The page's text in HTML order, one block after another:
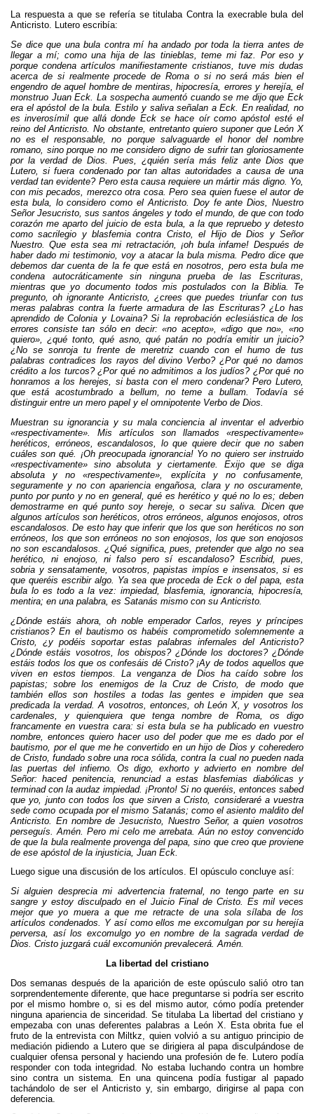
La respuesta a que se refería se titulaba Contra la execrable bula del
Anticristo. Lutero escribía:
Se dice que una bula contra mí ha andado por toda la tierra antes de
llegar a mí; como una hija de las tinieblas, teme mi faz. Por eso y
porque condena artículos manifiestamente cristianos, tuve mis dudas
acerca de si realmente procede de Roma o si no será más bien el
engendro de aquel hombre de mentiras, hipocresía, errores y herejía, el
monstruo Juan Eck. La sospecha aumentó cuando se me dijo que Eck
era el apóstol de la bula. Estilo y saliva señalan a Eck. En realidad, no
es inverosímil que allá donde Eck se hace oír como apóstol esté el
reino del Anticristo. No obstante, entretanto quiero suponer que León X
no es el responsable, no porque salvaguarde el honor del nombre
romano, sino porque no me considero digno de sufrir tan gloriosamente
por la verdad de Dios. Pues, ¿quién sería más feliz ante Dios que
Lutero, si fuera condenado por tan altas autoridades a causa de una
verdad tan evidente? Pero esta causa requiere un mártir más digno. Yo,
con mis pecados, merezco otra cosa. Pero sea quien fuese el autor de
esta bula, lo considero como el Anticristo. Doy fe ante Dios, Nuestro
Señor Jesucristo, sus santos ángeles y todo el mundo, de que con todo
corazón me aparto del juicio de esta bula, a la que repruebo y detesto
como sacrilegio y blasfemia contra Cristo, el Hijo de Dios y Señor
Nuestro. Que esta sea mi retractación, ¡oh bula infame! Después de
haber dado mi testimonio, voy a atacar la bula misma. Pedro dice que
debemos dar cuenta de la fe que está en nosotros, pero esta bula me
condena autocráticamente sin ninguna prueba de las Escrituras,
mientras que yo documento todos mis postulados con la Biblia. Te
pregunto, oh ignorante Anticristo, ¿crees que puedes triunfar con tus
meras palabras contra la fuerte armadura de las Escrituras? ¿Lo has
aprendido de Colonia y Lovaina? Si la reprobación eclesiástica de los
errores consiste tan sólo en decir: «no acepto», «digo que no», «no
quiero», ¿qué tonto, qué asno, qué patán no podría emitir un juicio?
¿No se sonroja tu frente de meretriz cuando con el humo de tus
palabras contradices los rayos del divino Verbo? ¿Por qué no damos
crédito a los turcos? ¿Por qué no admitimos a los judíos? ¿Por qué no
honramos a los herejes, si basta con el mero condenar? Pero Lutero,
que está acostumbrado a bellum, no teme a bullam. Todavía sé
distinguir entre un mero papel y el omnipotente Verbo de Dios.
Muestran su ignorancia y su mala conciencia al inventar el adverbio
«respectivamente». Mis artículos son llamados «respectivamente»
heréticos, erróneos, escandalosos, lo que quiere decir que no saben
cuáles son qué. ¡Oh preocupada ignorancia! Yo no quiero ser instruido
«respectivamente» sino absoluta y ciertamente. Exijo que se diga
absoluta y no «respectivamente», explícita y no confusamente,
seguramente y no con apariencia engañosa, clara y no oscuramente,
punto por punto y no en general, qué es herético y qué no lo es; deben
demostrarme en qué punto soy hereje, o secar su saliva. Dicen que
algunos artículos son heréticos, otros erróneos, algunos enojosos, otros
escandalosos. De esto hay que inferir que los que son heréticos no son
erróneos, los que son erróneos no son enojosos, los que son enojosos
no son escandalosos. ¿Qué significa, pues, pretender que algo no sea
herético, ni enojoso, ni falso pero sí escandaloso? Escribid, pues,
sobria y sensatamente, vosotros, papistas impíos e insensatos, si es
que queréis escribir algo. Ya sea que proceda de Eck o del papa, esta
bula lo es todo a la vez: impiedad, blasfemia, ignorancia, hipocresía,
mentira; en una palabra, es Satanás mismo con su Anticristo.
¿Dónde estáis ahora, oh noble emperador Carlos, reyes y príncipes
cristianos? En el bautismo os habéis comprometido solemnemente a
Cristo, ¿y podéis soportar estas palabras infernales del Anticristo?
¿Dónde estáis vosotros, los obispos? ¿Dónde los doctores? ¿Dónde
estáis todos los que os confesáis dé Cristo? ¡Ay de todos aquellos que
viven en estos tiempos. La venganza de Dios ha caído sobre los
papistas; sobre los enemigos de la Cruz de Cristo, de modo que
también ellos son hostiles a todas las gentes e impiden que sea
predicada la verdad. A vosotros, entonces, oh León X, y vosotros los
cardenales, y quienquiera que tenga nombre de Roma, os digo
francamente en vuestra cara: si esta bula se ha publicado en vuestro
nombre, entonces quiero hacer uso del poder que me es dado por el
bautismo, por el que me he convertido en un hijo de Dios y coheredero
de Cristo, fundado sobre una roca sólida, contra la cual no pueden nada
las puertas del infierno. Os digo, exhorto y advierto en nombre del
Señor: haced penitencia, renunciad a estas blasfemias diabólicas y
terminad con la audaz impiedad. ¡Pronto! Si no queréis, entonces sabed
que yo, junto con todos los que sirven a Cristo, consideraré a vuestra
sede como ocupada por el mismo Satanás; como el asiento maldito del
Anticristo. En nombre de Jesucristo, Nuestro Señor, a quien vosotros
perseguís. Amén. Pero mi celo me arrebata. Aún no estoy convencido
de que la bula realmente provenga del papa, sino que creo que proviene
de ese apóstol de la injusticia, Juan Eck.
Luego sigue una discusión de los artículos. El opúsculo concluye así:
Si alguien desprecia mi advertencia fraternal, no tengo parte en su
sangre y estoy disculpado en el Juicio Final de Cristo. Es mil veces
mejor que yo muera a que me retracte de una sola sílaba de los
artículos condenados. Y así como ellos me excomulgan por su herejía
perversa, así los excomulgo yo en nombre de la sagrada verdad de
Dios. Cristo juzgará cuál excomunión prevalecerá. Amén.
La libertad del cristiano
Dos semanas después de la aparición de este opúsculo salió otro tan
sorprendentemente diferente, que hace preguntarse si podría ser escrito
por el mismo hombre o, si es del mismo autor, cómo podía pretender
ninguna apariencia de sinceridad. Se titulaba La libertad del cristiano y
empezaba con unas deferentes palabras a León X. Esta obrita fue el
fruto de la entrevista con Miltkz, quien volvió a su antiguo principio de
mediación pidiendo a Lutero que se dirigiera al papa disculpándose de
cualquier ofensa personal y haciendo una profesión de fe. Lutero podía
responder con toda integridad. No estaba luchando contra un hombre
sino contra un sistema. En una quincena podía fustigar al papado
tachándolo de ser el Anticristo y, sin embargo, dirigirse al papa con
deferencia.